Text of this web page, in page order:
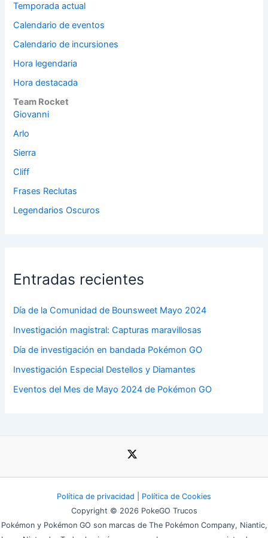
Temporada actual
Calendario de eventos
Calendario de incursiones
Hora legendaria
Hora destacada
Team Rocket
Giovanni
Arlo
Sierra
Cliff
Frases Reclutas
Legendarios Oscuros
Entradas recientes
Día de la Comunidad de Bounsweet Mayo 2024
Investigación magistral: Capturas maravillosas
Día de investigación en bandada Pokémon GO
Investigación Especial Destellos y Diamantes
Eventos del Mes de Mayo 2024 de Pokémon GO
Política de privacidad
Política de Cookies
Copyright © 2026 PokeGO Trucos
Pokémon y Pokémon GO son marcas de The Pokémon Company, Niantic,